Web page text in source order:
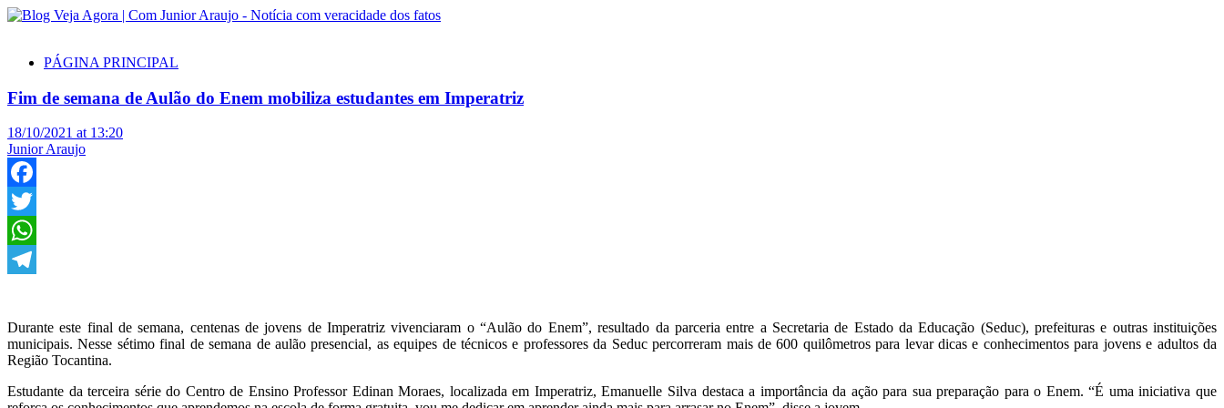
PÁGINA PRINCIPAL
Fim de semana de Aulão do Enem mobiliza estudantes em Imperatriz
18/10/2021 at 13:20
Junior Araujo
Facebook
Twitter
WhatsApp
Durante este final de semana, centenas de jovens de Imperatriz vivenciaram o “Aulão do Enem”, resultado da parceria entre a Secretaria de Estado da Educação (Seduc), prefeituras e outras instituições
municipais. Nesse sétimo final de semana de aulão presencial, as equipes de técnicos e professores da Seduc percorreram mais de 600 quilômetros para levar dicas e conhecimentos para jovens e adultos da
Região Tocantina.
Estudante da terceira série do Centro de Ensino Professor Edinan Moraes, localizada em Imperatriz, Emanuelle Silva destaca a importância da ação para sua preparação para o Enem. “É uma iniciativa que